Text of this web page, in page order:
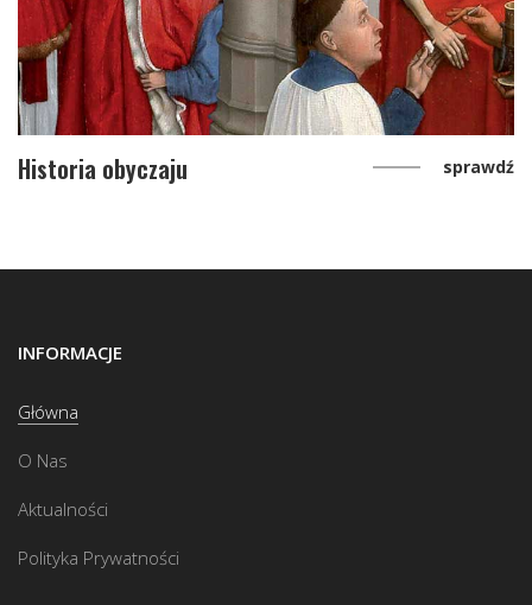
Historia obyczaju sprawdź
INFORMACJE
Główna
O Nas
Aktualności
Polityka Prywatności